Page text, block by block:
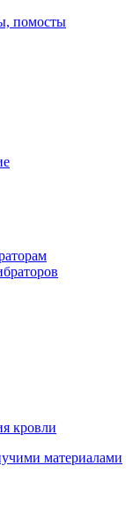
помосты
кровли
материалами